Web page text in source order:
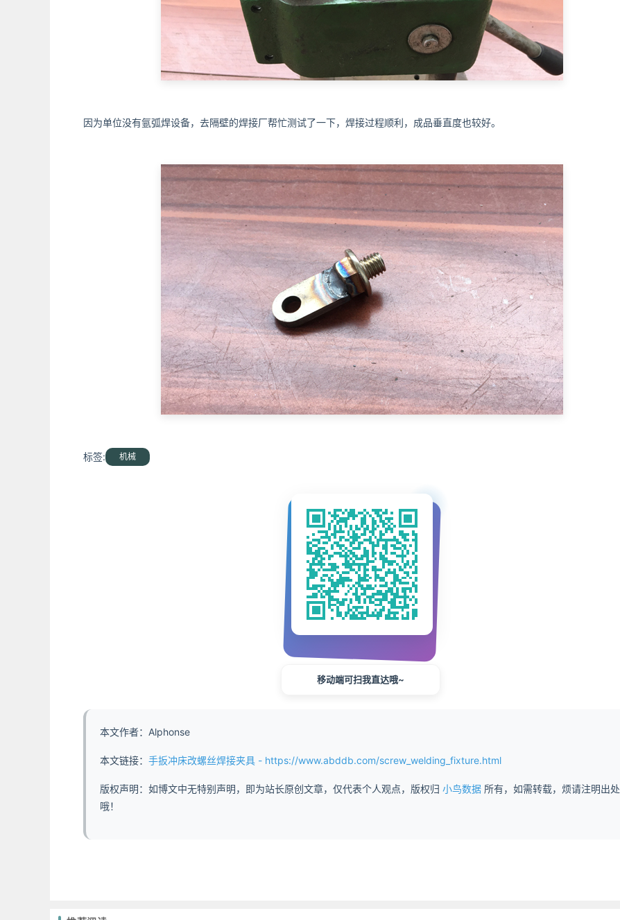
因为单位没有氩弧焊设备，去隔壁的焊接厂帮忙测试了一下，焊接过程顺利，成品垂直度也较好。
标签: 机械
移动端可扫我直达哦~
本文作者：Alphonse
本文链接： 手扳冲床改螺丝焊接夹具 - https://www.abddb.com/screw_welding_fixture.html
版权声明：如博文中无特别声明，即为站长原创文章，仅代表个人观点，版权归 小鸟数据 所有，如需转载，烦请注明出处
哦！